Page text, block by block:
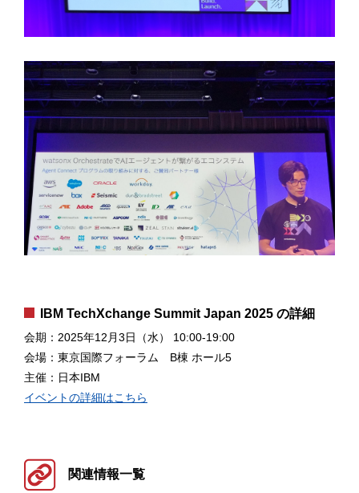
IBM TechXchange Summit Japan 2025 の詳細
会期：2025年12月3日（水） 10:00‐19:00
会場：東京国際フォーラム B棟 ホール5
主催：日本IBM
イベントの詳細はこちら
関連情報一覧